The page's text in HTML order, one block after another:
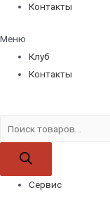
Контакты
Меню
Клуб
Контакты
товаров
Сервис